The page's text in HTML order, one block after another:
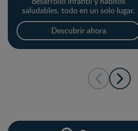
saludables, todo en un solo lugar.
Descubrir ahora